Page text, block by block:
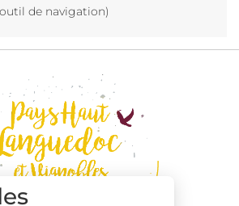
de navigation)